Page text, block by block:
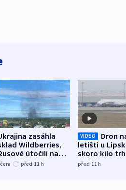
zasáhla
Wildberries,
útočili na
hasiče či
před 11 h
VIDEO
Dron
letišti u
skoro kilo
indicie
před 11h